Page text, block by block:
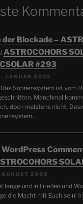
der Blockade –
ASTROCOHORS
#293
JANUAR 2022
Sonnensystem ist vom
Manchmal
doch meistens nicht.
WordPress
AUGUST 2009
lange und in Frieden und
die Macht mit Euch sein!